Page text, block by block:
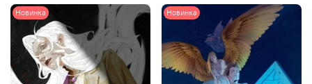
Новинка Новинка